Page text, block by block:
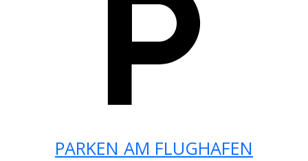
PARKEN AM FLUGHAFEN